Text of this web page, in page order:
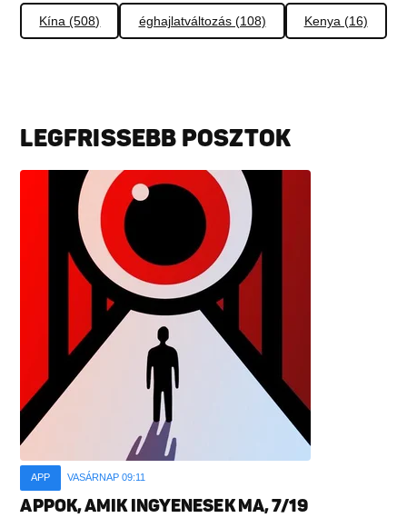
Kína (508) éghajlatváltozás (108) Kenya (16)
LEGFRISSEBB POSZTOK
APP VASÁRNAP 09:11
APPOK, AMIK INGYENESEK MA, 7/19